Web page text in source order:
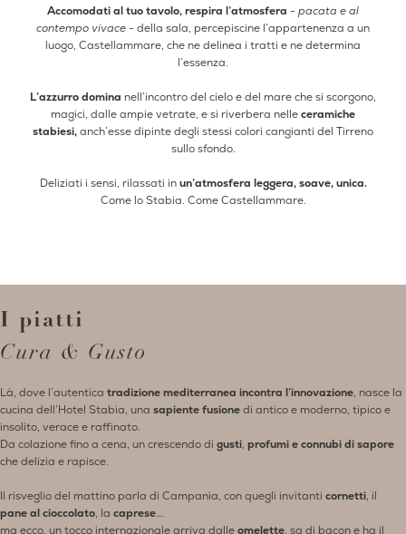
Bar
Eventi
Dintorni
Gallery
Offerte
Accomodati al tuo tavolo, respira l’atmosfera - pacata e al
contempo vivace- della sala, percepiscine l’appartenenza a un
luogo, Castellammare, che ne delinea i tratti e ne determina
l’essenza.
L’azzurro domina nell’incontro del cielo e del mare che si scorgono,
magici, dalle ampie vetrate, e si riverbera nelleceramiche
stabiesi,anch’esse dipinte degli stessi colori cangianti del Tirreno
sullo sfondo.
Deliziati i sensi, rilassati inun’atmosfera leggera, soave, unica.
Come lo Stabia. Come Castellammare.
I piatti
Cura & Gusto
Là, dove l’autentica tradizione mediterranea incontra l’innovazione, nasce la
cucina dell’Hotel Stabia, una sapiente fusionedi antico e moderno, tipico e
insolito, verace e raffinato.
Da colazione fino a cena, un crescendo di gusti, profumi e connubi di sapore
che delizia e rapisce.
Il risveglio del mattino parla di Campania, con quegli invitanti cornetti, il
pane al cioccolato, la caprese….
ma ecco, un tocco internazionale arriva dalleomelette, sa di bacon e ha il